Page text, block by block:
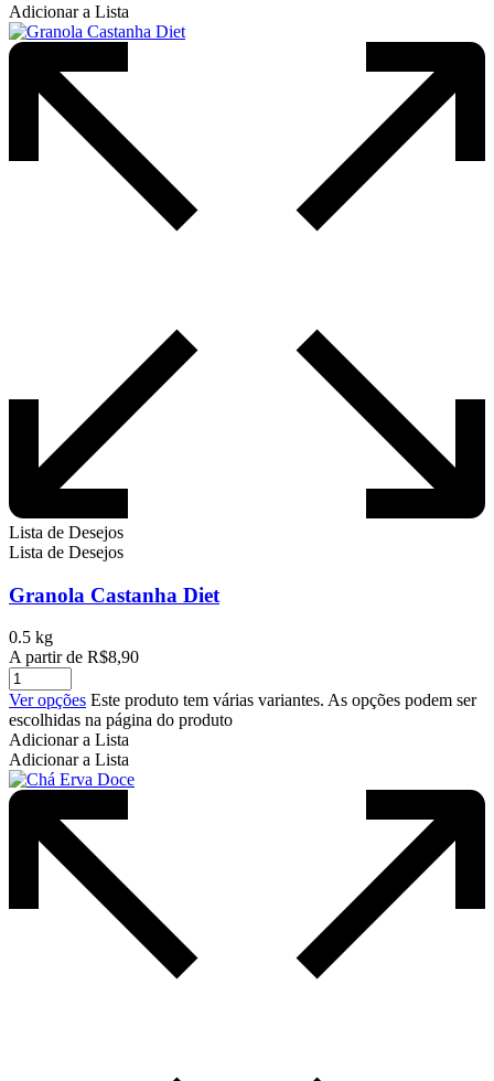
Adicionar a Lista
Lista de Desejos
Lista de Desejos
Granola Castanha Diet
0.5 kg
A partir de R$8,90
Ver opções Este produto tem várias variantes. As opções podem ser
escolhidas na página do produto
Adicionar a Lista
Adicionar a Lista